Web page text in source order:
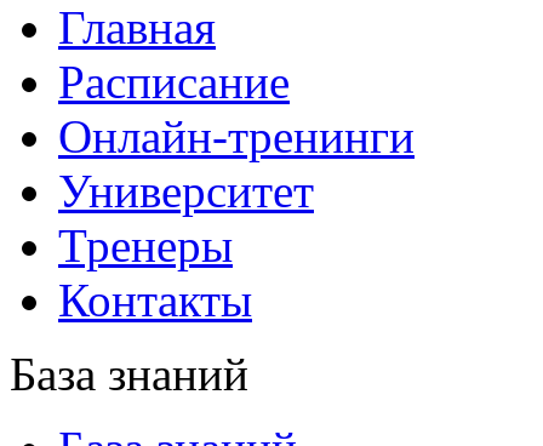
Главная
Расписание
Онлайн-тренинги
Университет
Тренеры
Контакты
База знаний